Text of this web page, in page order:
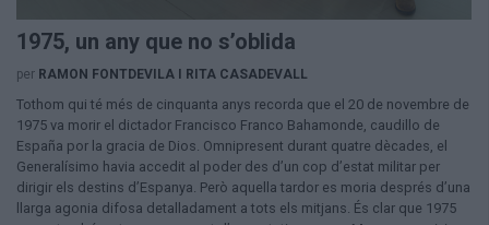
1975, un any que no s’oblida
per RAMON FONTDEVILA I RITA CASADEVALL
Tothom qui té més de cinquanta anys recorda que el 20 de novembre de
1975 va morir el dictador Francisco Franco Bahamonde, caudillo de
España por la gracia de Dios. Omnipresent durant quatre dècades, el
Generalísimo havia accedit al poder des d’un cop d’estat militar per
dirigir els destins d’Espanya. Però aquella tardor es moria després d’una
llarga agonia difosa detalladament a tots els mitjans. És clar que 1975